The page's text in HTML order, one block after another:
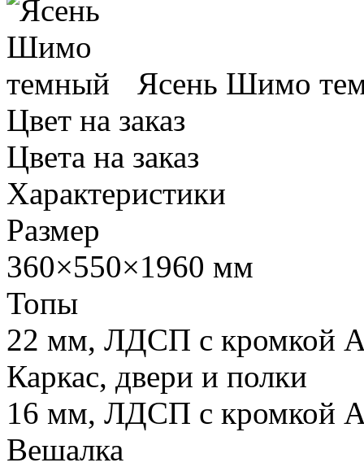
Ясень Шимо
Цвет на заказ
Цвета на заказ
Характеристики
Размер
360×550×1960 мм
Топы
22 мм, ЛДСП с кромкой
Каркас, двери и полки
16 мм, ЛДСП с кромкой
Вешалка